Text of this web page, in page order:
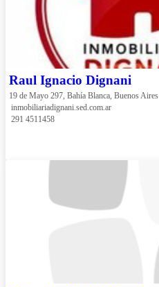
Raul Ignacio Dignani
19 de Mayo 297, Bahía Blanca, Buenos Aires
inmobiliariadignani.sed.com.ar
291 4511458